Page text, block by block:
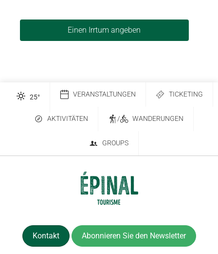
Einen Irrtum angeben
25° VERANSTALTUNGEN TICKETING
AKTIVITÄTEN / WANDERUNGEN
GROUPS
Kontakt Abonnieren Sie den Newsletter